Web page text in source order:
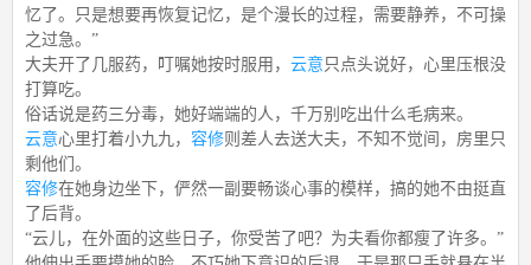
忆了。只是想要再恢复记忆，是个漫长的过程，需要静养，不可操
之过急。”
大夫开了几服药，叮嘱她按时服用， 云意 只点头说好，心里压根没
打算吃。
俗话说是药三分毒，她好端端的人，千万别吃出什么毛病来。
云意心里打着小九九， 容修则差人去送大夫，不知不觉间，房里只
剩他们。
容修在她身边坐下，俨然一副要畅谈心事的模样，搞的她不由挺直
了后背。
“云儿，在外面的这些日子，你受苦了吧？为夫看你都瘦了许多。”